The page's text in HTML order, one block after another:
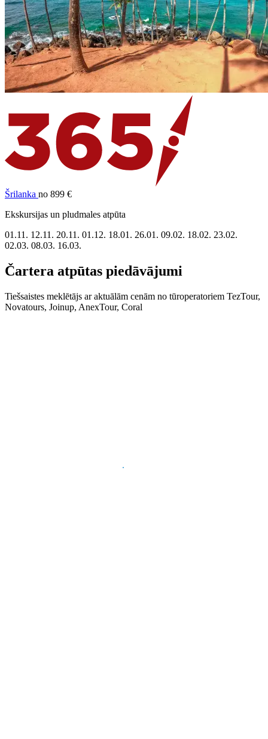
Šrilanka no 899 €
Ekskursijas un pludmales atpūta
01.11. 12.11. 20.11. 01.12. 18.01. 26.01. 09.02. 18.02. 23.02.
02.03. 08.03. 16.03.
Čartera atpūtas piedāvājumi
Tiešsaistes meklētājs ar aktuālām cenām no tūroperatoriem TezTour,
Novatours, Joinup, AnexTour, Coral